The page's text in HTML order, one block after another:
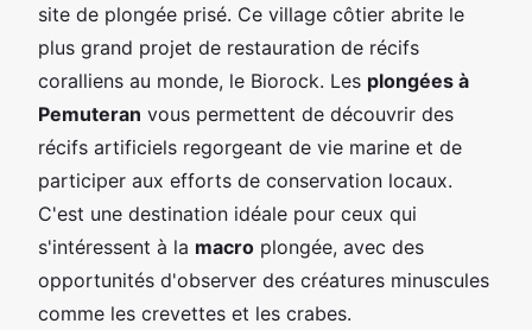
site de plongée prisé. Ce village côtier abrite le
plus grand projet de restauration de récifs
coralliens au monde, le Biorock. Les plongées à
Pemuteran vous permettent de découvrir des
récifs artificiels regorgeant de vie marine et de
participer aux efforts de conservation locaux.
C'est une destination idéale pour ceux qui
s'intéressent à la macro plongée, avec des
opportunités d'observer des créatures minuscules
comme les crevettes et les crabes.